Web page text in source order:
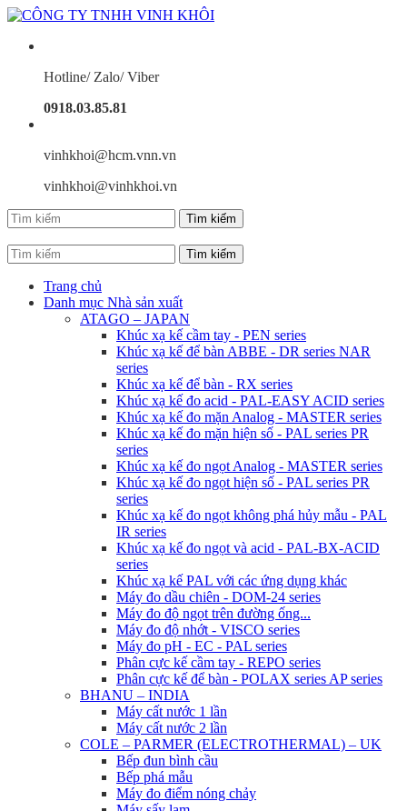
Hotline/ Zalo/ Viber
0918.03.85.81
vinhkhoi@hcm.vnn.vn
vinhkhoi@vinhkhoi.vn
Trang chủ
Danh mục Nhà sản xuất
ATAGO – JAPAN
Khúc xạ kế cầm tay - PEN series
Khúc xạ kế để bàn ABBE - DR series NAR
series
Khúc xạ kế để bàn - RX series
Khúc xạ kế đo acid - PAL-EASY ACID series
Khúc xạ kế đo mặn Analog - MASTER series
Khúc xạ kế đo mặn hiện số - PAL series PR
series
Khúc xạ kế đo ngọt Analog - MASTER series
Khúc xạ kế đo ngọt hiện số - PAL series PR
series
Khúc xạ kế đo ngọt không phá hủy mẫu - PAL
IR series
Khúc xạ kế đo ngọt và acid - PAL-BX-ACID
series
Khúc xạ kế PAL với các ứng dụng khác
Máy đo dầu chiên - DOM-24 series
Máy đo độ ngọt trên đường ống...
Máy đo độ nhớt - VISCO series
Máy đo pH - EC - PAL series
Phân cực kế cầm tay - REPO series
Phân cực kế để bàn - POLAX series AP series
BHANU – INDIA
Máy cất nước 1 lần
Máy cất nước 2 lần
COLE – PARMER (ELECTROTHERMAL) – UK
Bếp đun bình cầu
Bếp phá mẫu
Máy đo điểm nóng chảy